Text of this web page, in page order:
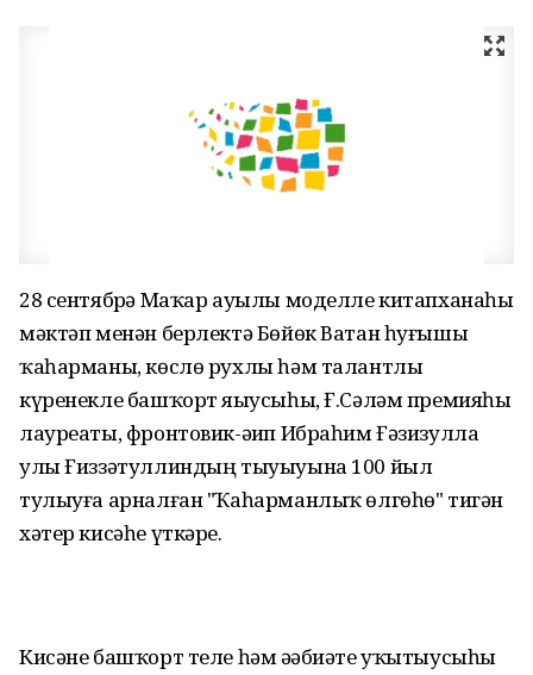
28 сентябрҙә Маҡар ауылы моделле китапханаһы
мәктәп менән берлектә Бөйөк Ватан һуғышы
ҡаһарманы, көслө рухлы һәм талантлы
күренекле башҡорт яҙыусыһы, Ғ.Сәләм премияһы
лауреаты, фронтовик-әҙип Ибраһим Ғәзизулла
улы Ғиззәтуллиндың тыуыуына 100 йыл
тулыуға арналған "Ҡаһарманлыҡ өлгөһө" тигән
хәтер кисәһе үткәрҙе.
Кисәне башҡорт теле һәм әҙәбиәте уҡытыусыһы